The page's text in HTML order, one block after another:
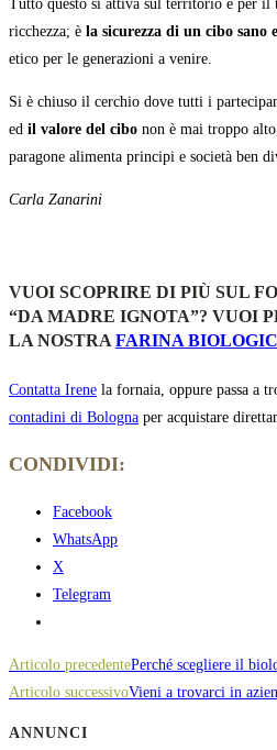
Tutto questo si attiva sul territorio e per il
ricchezza; è la sicurezza di un cibo sano
etico per le generazioni a venire.
Si è chiuso il cerchio dove tutti i
ed il valore del cibo non è mai troppo
paragone alimenta principi e società ben
Carla Zanarini
VUOI SCOPRIRE DI PIÙ SUL
“DA MADRE IGNOTA”? VUOI
LA NOSTRA FARINA
Contatta Irene la fornaia, oppure passa a
contadini di Bologna per acquistare
CONDIVIDI:
Facebook
WhatsApp
X
Telegram
Leggi
Articolo precedentePerché scegliere il
Articolo successivoVieni a trovarci in
ANNUNCI